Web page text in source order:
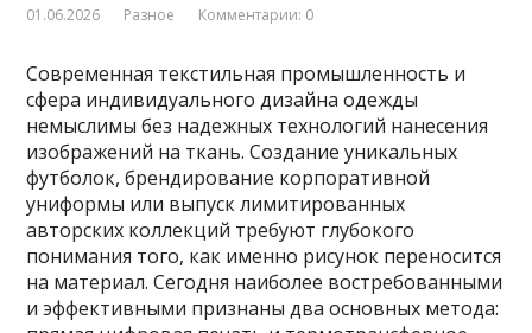
01.06.2026 Разное Комментарии: 0
Современная текстильная промышленность и
сфера индивидуального дизайна одежды
немыслимы без надежных технологий нанесения
изображений на ткань. Создание уникальных
футболок, брендирование корпоративной
униформы или выпуск лимитированных
авторских коллекций требуют глубокого
понимания того, как именно рисунок переносится
на материал. Сегодня наиболее востребованными
и эффективными признаны два основных метода: